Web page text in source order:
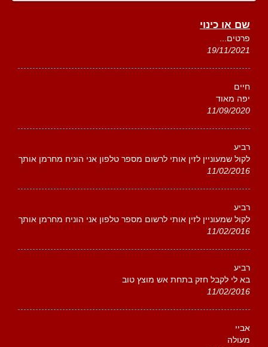
שם או כינוי
פרטים...
19/11/2021
חיים
יפה מאוד
11/09/2020
רביע
לקול שמעוניין לזין אותי לרשום מספר טלפון אני הוניח מחרמן אותך
11/02/2016
רביע
לקול שמעוניין לזין אותי לרשום מספר טלפון אני הוניח מחרמן אותך
11/02/2016
רביע
בא לי לקבל חזק בתחת אש מוצץ טוב
11/02/2016
אביי
מעולה